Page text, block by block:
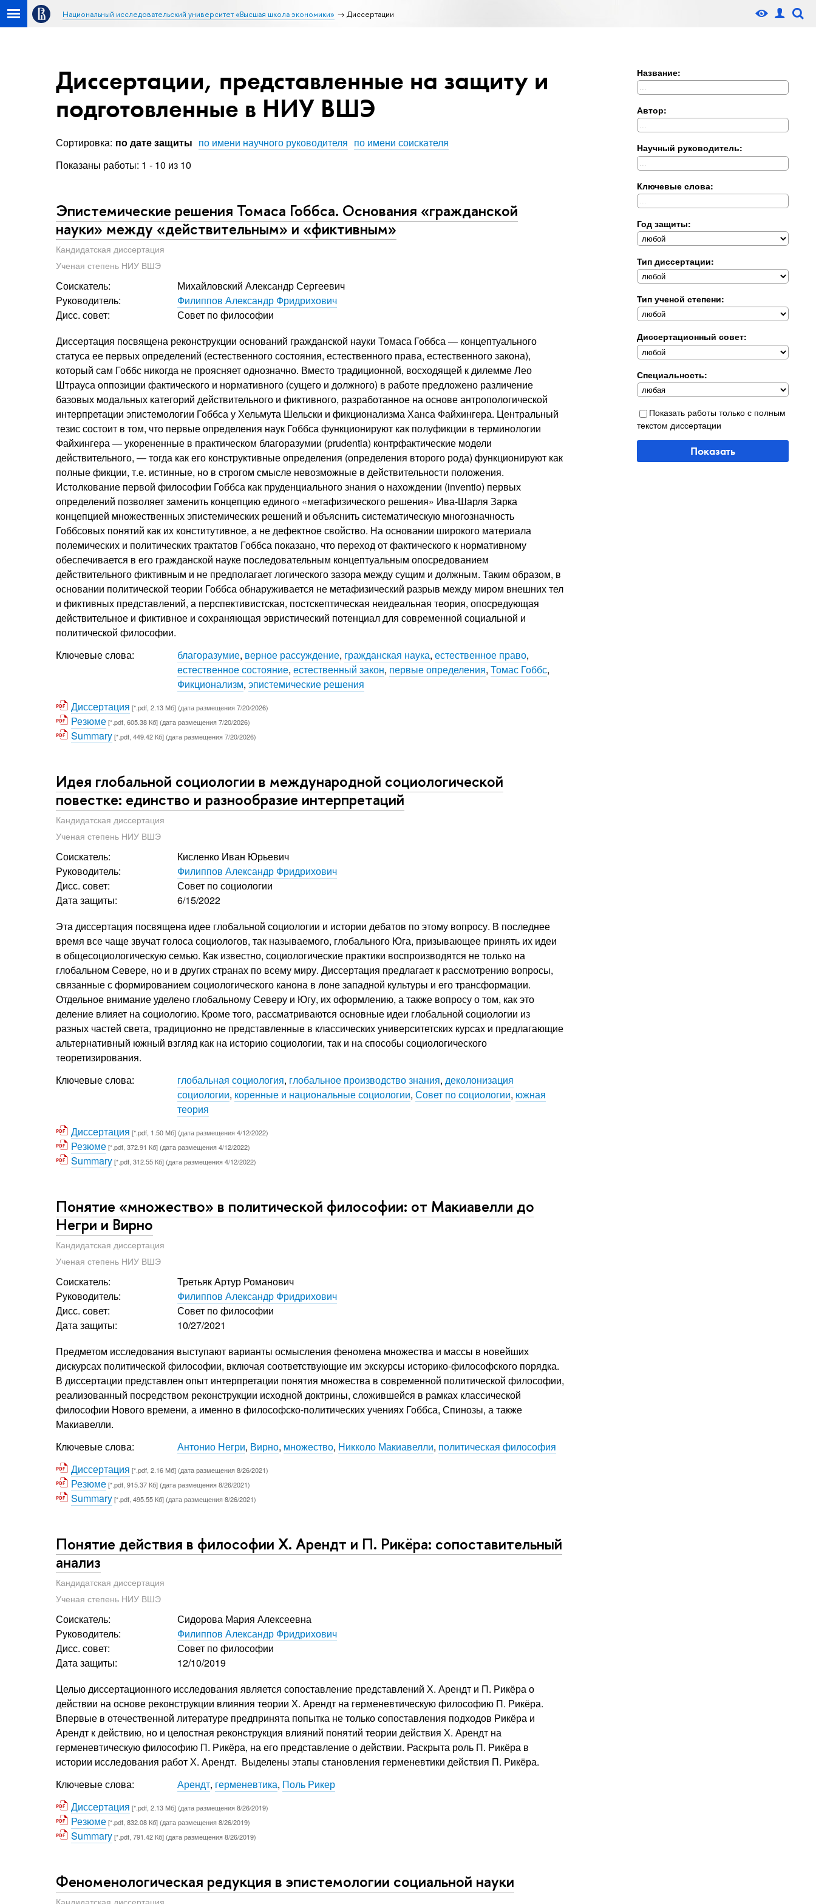
Национальный исследовательский университет «Высшая школа экономики» Диссертации
Диссертации, представленные на защиту и
подготовленные в НИУ ВШЭ
Сортировка: по дате защиты по имени научного руководителя по имени соискателя
Показаны работы: 1 - 10 из 10
Эпистемические решения Томаса Гоббса. Основания «гражданской
науки» между «действительным» и «фиктивным»
Кандидатская диссертация
Ученая степень НИУ ВШЭ
Соискатель:
Михайловский Александр Сергеевич
Руководитель:
Филиппов Александр Фридрихович
Дисс. совет:
Совет по философии
Диссертация посвящена реконструкции оснований гражданской науки Томаса Гоббса — концептуального
статуса ее первых определений (естественного состояния, естественного права, естественного закона),
который сам Гоббс никогда не проясняет однозначно. Вместо традиционной, восходящей к дилемме Лео
Штрауса оппозиции фактического и нормативного (сущего и должного) в работе предложено различение
базовых модальных категорий действительного и фиктивного, разработанное на основе антропологической
интерпретации эпистемологии Гоббса у Хельмута Шельски и фикционализма Ханса Файхингера. Центральный
тезис состоит в том, что первые определения наук Гоббса функционируют как полуфикции в терминологии
Файхингера — укорененные в практическом благоразумии (prudentia) контрфактические модели
действительного, — тогда как его конструктивные определения (определения второго рода) функционируют как
полные фикции, т.е. истинные, но в строгом смысле невозможные в действительности положения.
Истолкование первой философии Гоббса как пруденциального знания о нахождении (inventio) первых
определений позволяет заменить концепцию единого «метафизического решения» Ива-Шарля Зарка
концепцией множественных эпистемических решений и объяснить систематическую многозначность
Гоббсовых понятий как их конститутивное, а не дефектное свойство. На основании широкого материала
полемических и политических трактатов Гоббса показано, что переход от фактического к нормативному
обеспечивается в его гражданской науке последовательным концептуальным опосредованием
действительного фиктивным и не предполагает логического зазора между сущим и должным. Таким образом, в
основании политической теории Гоббса обнаруживается не метафизический разрыв между миром внешних тел
и фиктивных представлений, а перспективистская, постскептическая неидеальная теория, опосредующая
действительное и фиктивное и сохраняющая эвристический потенциал для современной социальной и
политической философии.
Ключевые слова:
благоразумие, верное рассуждение, гражданская наука, естественное право,
естественное состояние, естественный закон, первые определения, Томас Гоббс,
Фикционализм, эпистемические решения
Диссертация [*.pdf, 2.13 Мб] (дата размещения 7/20/2026)
Резюме[*.pdf, 605.38 Кб] (дата размещения 7/20/2026)
Summary[*.pdf, 449.42 Кб] (дата размещения 7/20/2026)
Идея глобальной социологии в международной социологической
повестке: единство и разнообразие интерпретаций
Кандидатская диссертация
Ученая степень НИУ ВШЭ
Соискатель:
Кисленко Иван Юрьевич
Руководитель:
Филиппов Александр Фридрихович
Дисс. совет:
Совет по социологии
Дата защиты:
6/15/2022
Эта диссертация посвящена идее глобальной социологии и истории дебатов по этому вопросу. В последнее
время все чаще звучат голоса социологов, так называемого, глобального Юга, призывающее принять их идеи
в общесоциологическую семью. Как известно, социологические практики воспроизводятся не только на
глобальном Севере, но и в других странах по всему миру. Диссертация предлагает к рассмотрению вопросы,
связанные с формированием социологического канона в лоне западной культуры и его трансформации.
Отдельное внимание уделено глобальному Северу и Югу, их оформлению, а также вопросу о том, как это
деление влияет на социологию. Кроме того, рассматриваются основные идеи глобальной социологии из
разных частей света, традиционно не представленные в классических университетских курсах и предлагающие
альтернативный южный взгляд как на историю социологии, так и на способы социологического
теоретизирования.
Ключевые слова:
глобальная социология, глобальное производство знания, деколонизация
социологии, коренные и национальные социологии, Совет по социологии, южная
теория
Диссертация [*.pdf, 1.50 Мб] (дата размещения 4/12/2022)
Резюме[*.pdf, 372.91 Кб] (дата размещения 4/12/2022)
Summary[*.pdf, 312.55 Кб] (дата размещения 4/12/2022)
Понятие «множество» в политической философии: от Макиавелли до
Негри и Вирно
Кандидатская диссертация
Ученая степень НИУ ВШЭ
Соискатель:
Третьяк Артур Романович
Руководитель:
Филиппов Александр Фридрихович
Дисс. совет:
Совет по философии
Дата защиты:
10/27/2021
Предметом исследования выступают варианты осмысления феномена множества и массы в новейших
дискурсах политической философии, включая соответствующие им экскурсы историко-философского порядка.
В диссертации представлен опыт интерпретации понятия множества в современной политической философии,
реализованный посредством реконструкции исходной доктрины, сложившейся в рамках классической
философии Нового времени, а именно в философско-политических учениях Гоббса, Спинозы, а также
Макиавелли.
Ключевые слова:
Антонио Негри, Вирно, множество, Никколо Макиавелли, политическая философия
Диссертация [*.pdf, 2.16 Мб] (дата размещения 8/26/2021)
Резюме[*.pdf, 915.37 Кб] (дата размещения 8/26/2021)
Summary[*.pdf, 495.55 Кб] (дата размещения 8/26/2021)
Понятие действия в философии Х. Арендт и П. Рикёра: сопоставительный
анализ
Кандидатская диссертация
Ученая степень НИУ ВШЭ
Соискатель:
Сидорова Мария Алексеевна
Руководитель:
Филиппов Александр Фридрихович
Дисс. совет:
Совет по философии
Дата защиты:
12/10/2019
Целью диссертационного исследования является сопоставление представлений Х. Арендт и П. Рикёра о
действии на основе реконструкции влияния теории Х. Арендт на герменевтическую философию П. Рикёра.
Впервые в отечественной литературе предпринята попытка не только сопоставления подходов Рикёра и
Арендт к действию, но и целостная реконструкция влияний понятий теории действия Х. Арендт на
герменевтическую философию П. Рикёра, на его представление о действии. Раскрыта роль П. Рикёра в
истории исследования работ Х. Арендт. Выделены этапы становления герменевтики действия П. Рикёра.
Ключевые слова:
Арендт, герменевтика, Поль Рикер
Диссертация [*.pdf, 2.13 Мб] (дата размещения 8/26/2019)
Резюме[*.pdf, 832.08 Кб] (дата размещения 8/26/2019)
Summary[*.pdf, 791.42 Кб] (дата размещения 8/26/2019)
Феноменологическая редукция в эпистемологии социальной науки
Кандидатская диссертация
Название:
Автор:
Научный руководитель:
Ключевые слова:
Год защиты:
Тип диссертации:
Тип ученой степени:
Диссертационный совет:
Специальность:
Показать работы только с полным
текстом диссертации
Показать